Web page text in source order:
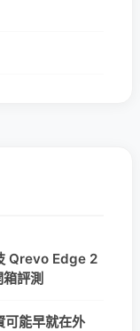
Qrevo Edge 2
評測
可能早就在外